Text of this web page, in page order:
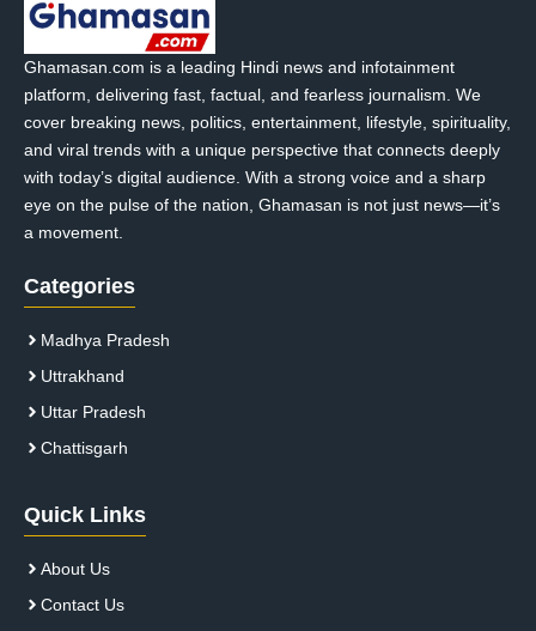
Ghamasan.com is a leading Hindi news and infotainment
platform, delivering fast, factual, and fearless journalism. We
cover breaking news, politics, entertainment, lifestyle, spirituality,
and viral trends with a unique perspective that connects deeply
with today’s digital audience. With a strong voice and a sharp
eye on the pulse of the nation, Ghamasan is not just news—it’s
a movement.
Categories
Madhya Pradesh
Uttrakhand
Uttar Pradesh
Chattisgarh
Quick Links
About Us
Contact Us